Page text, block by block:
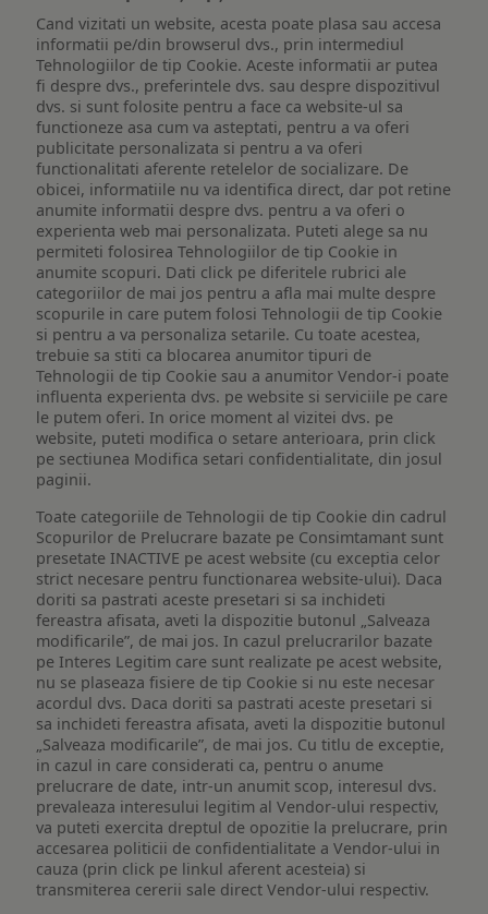
Cand vizitati un website, acesta poate plasa sau accesa
informatii pe/din browserul dvs., prin intermediul
Tehnologiilor de tip Cookie. Aceste informatii ar putea
fi despre dvs., preferintele dvs. sau despre dispozitivul
dvs. si sunt folosite pentru a face ca website-ul sa
functioneze asa cum va asteptati, pentru a va oferi
publicitate personalizata si pentru a va oferi
functionalitati aferente retelelor de socializare. De
obicei, informatiile nu va identifica direct, dar pot retine
anumite informatii despre dvs. pentru a va oferi o
experienta web mai personalizata. Puteti alege sa nu
permiteti folosirea Tehnologiilor de tip Cookie in
anumite scopuri. Dati click pe diferitele rubrici ale
categoriilor de mai jos pentru a afla mai multe despre
scopurile in care putem folosi Tehnologii de tip Cookie
si pentru a va personaliza setarile. Cu toate acestea,
trebuie sa stiti ca blocarea anumitor tipuri de
Tehnologii de tip Cookie sau a anumitor Vendor-i poate
influenta experienta dvs. pe website si serviciile pe care
le putem oferi. In orice moment al vizitei dvs. pe
website, puteti modifica o setare anterioara, prin click
pe sectiunea Modifica setari confidentialitate, din josul
paginii.
Toate categoriile de Tehnologii de tip Cookie din cadrul
Scopurilor de Prelucrare bazate pe Consimtamant sunt
presetate INACTIVE pe acest website (cu exceptia celor
strict necesare pentru functionarea website-ului). Daca
doriti sa pastrati aceste presetari si sa inchideti
fereastra afisata, aveti la dispozitie butonul „Salveaza
modificarile”, de mai jos. In cazul prelucrarilor bazate
pe Interes Legitim care sunt realizate pe acest website,
nu se plaseaza fisiere de tip Cookie si nu este necesar
acordul dvs. Daca doriti sa pastrati aceste presetari si
sa inchideti fereastra afisata, aveti la dispozitie butonul
„Salveaza modificarile”, de mai jos. Cu titlu de exceptie,
in cazul in care considerati ca, pentru o anume
prelucrare de date, intr-un anumit scop, interesul dvs.
prevaleaza interesului legitim al Vendor-ului respectiv,
va puteti exercita dreptul de opozitie la prelucrare, prin
accesarea politicii de confidentialitate a Vendor-ului in
cauza (prin click pe linkul aferent acesteia) si
transmiterea cererii sale direct Vendor-ului respectiv.